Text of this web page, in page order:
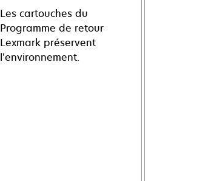
Les cartouches du
Programme de retour
Lexmark préservent
l’environnement.